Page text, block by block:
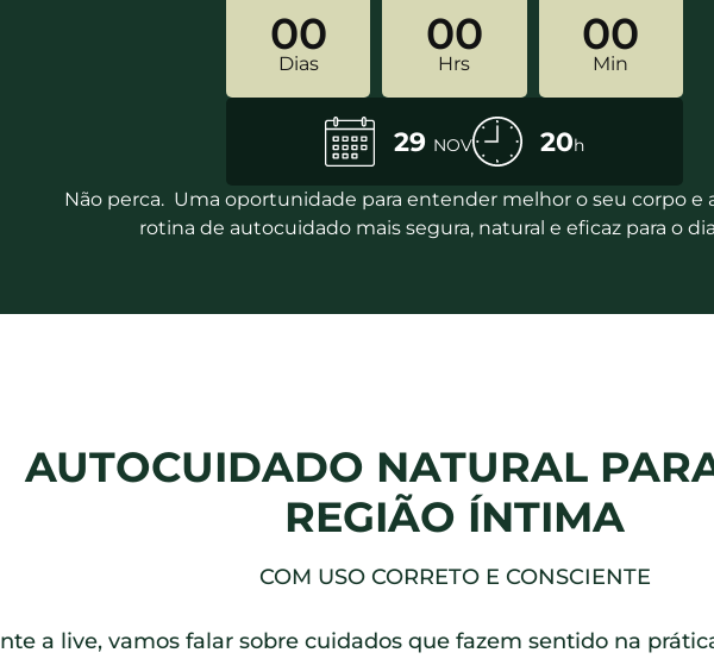
00
Dias
00
Hrs
00
Min
29 NOV 20h
Não perca. Uma oportunidade para entender melhor o seu corpo e
rotina de autocuidado mais segura, natural e eficaz para o
AUTOCUIDADO NATURAL
REGIÃO ÍNTIMA
COM USO CORRETO E CONSCIENTE
a live, vamos falar sobre cuidados que fazem sentido na